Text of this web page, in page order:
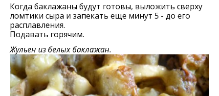
Когда баклажаны будут готовы, выложить сверху
ломтики сыра и запекать еще минут 5 - до его
расплавления.
Подавать горячим.
Жульен из белых баклажан.